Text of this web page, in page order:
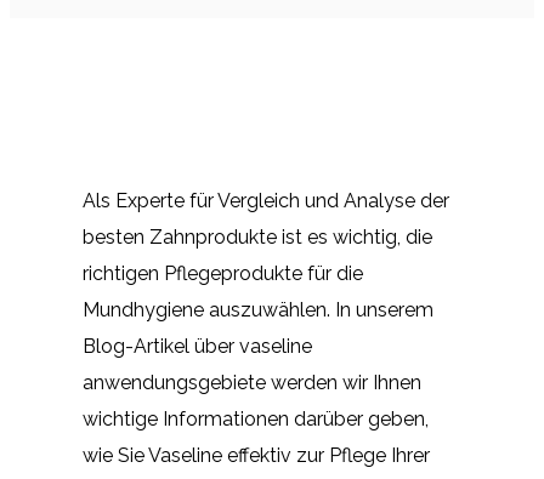
Als Experte für Vergleich und Analyse der
besten Zahnprodukte ist es wichtig, die
richtigen Pflegeprodukte für die
Mundhygiene auszuwählen. In unserem
Blog-Artikel über vaseline
anwendungsgebiete werden wir Ihnen
wichtige Informationen darüber geben,
wie Sie Vaseline effektiv zur Pflege Ihrer